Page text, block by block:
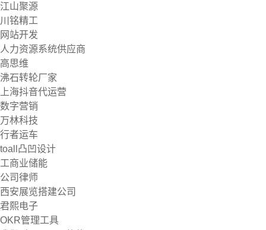
江山聚源
川铭精工
网站开发
人力资源系统供应商
高思维
沸石转轮厂家
上海抖音代运营
数字营销
万林科技
行者运车
toall凸凹设计
工商业储能
公司律师
西安展览搭建公司
君熙电子
OKR管理工具